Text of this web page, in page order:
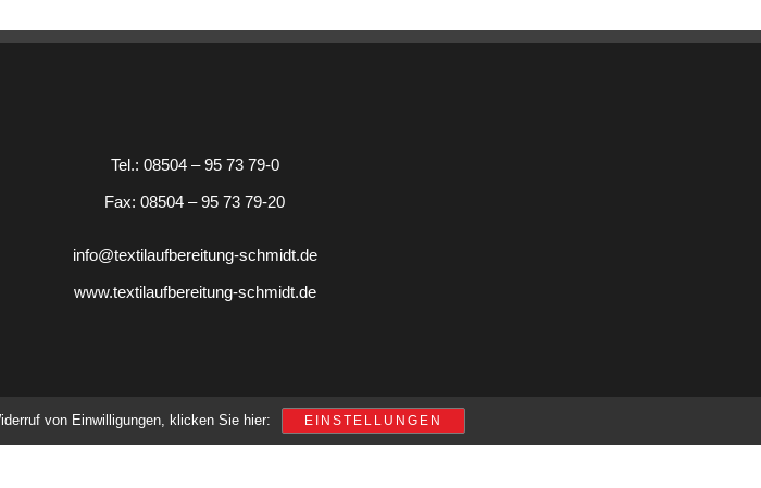
Tel.: 08504 – 95 73 79-0
Fax: 08504 – 95 73 79-20
info@textilaufbereitung-schmidt.de
www.textilaufbereitung-schmidt.de
|Haftungsausschluss
von Einwilligungen, klicken Sie hier: EINSTELLUNGEN